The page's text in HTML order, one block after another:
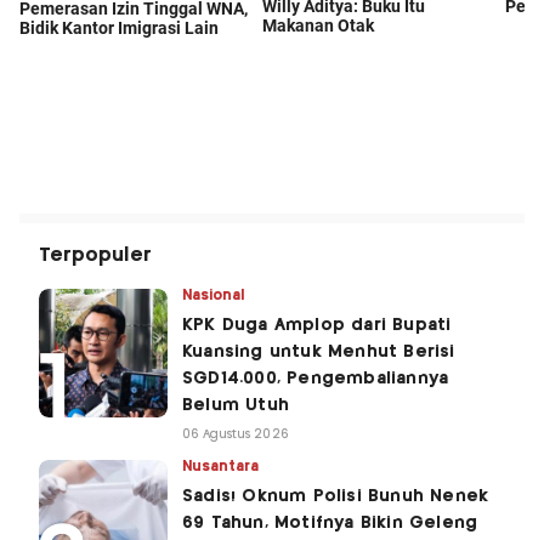
Terpopuler
Nasional
KPK Duga Amplop dari Bupati
Kuansing untuk Menhut Berisi
SGD14.000, Pengembaliannya
Belum Utuh
06 Agustus 2026
Nusantara
Sadis! Oknum Polisi Bunuh Nenek
69 Tahun, Motifnya Bikin Geleng